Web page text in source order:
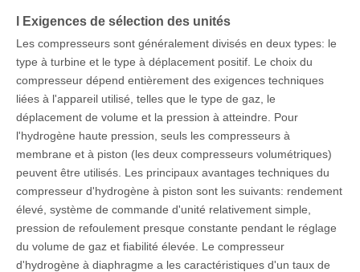
l Exigences de sélection des unités
Les compresseurs sont généralement divisés en deux types: le
type à turbine et le type à déplacement positif. Le choix du
compresseur dépend entièrement des exigences techniques
liées à l'appareil utilisé, telles que le type de gaz, le
déplacement de volume et la pression à atteindre. Pour
l'hydrogène haute pression, seuls les compresseurs à
membrane et à piston (les deux compresseurs volumétriques)
peuvent être utilisés. Les principaux avantages techniques du
compresseur d'hydrogène à piston sont les suivants: rendement
élevé, système de commande d'unité relativement simple,
pression de refoulement presque constante pendant le réglage
du volume de gaz et fiabilité élevée. Le compresseur
d'hydrogène à diaphragme a les caractéristiques d'un taux de